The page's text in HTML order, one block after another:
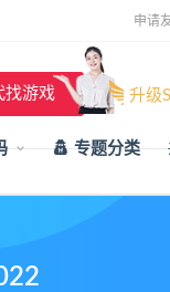
申请
找游戏 升级
专题分类